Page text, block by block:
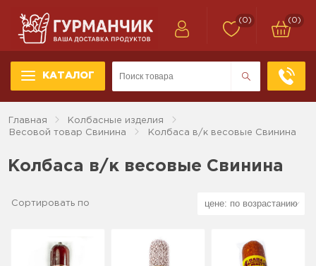
КАТАЛОГ
(0) (0)
Главная
Колбасные изделия
Весовой товар Свинина
Колбаса в/к весовые Свинина
Колбаса в/к весовые Свинина
Сортировать по